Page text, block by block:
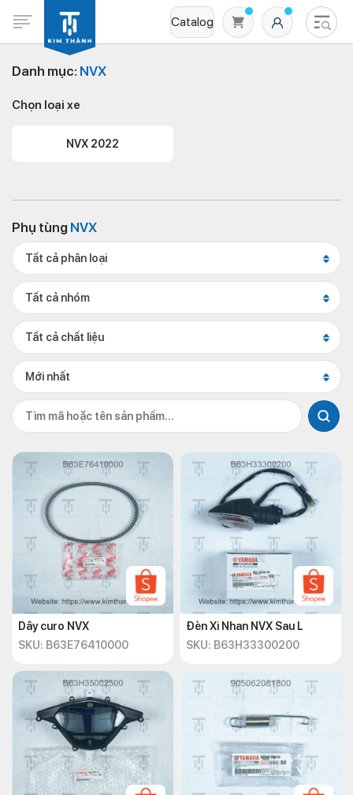
Catalog
Danh mục: NVX
Chọn loại xe
NVX 2022
Phụ tùng NVX
Tất cả phân loại
Tất cả nhóm
Tất cả chất liệu
Mới nhất
Dây curo NVX
SKU: B63E76410000
Đèn Xi Nhan NVX Sau L
SKU: B63H33300200